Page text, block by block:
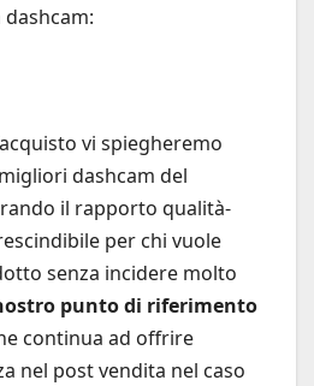
vi spiegheremo
dashcam del
il rapporto qualità-
per chi vuole
senza incidere molto
punto di riferimento
continua ad offrire
nel post vendita nel caso